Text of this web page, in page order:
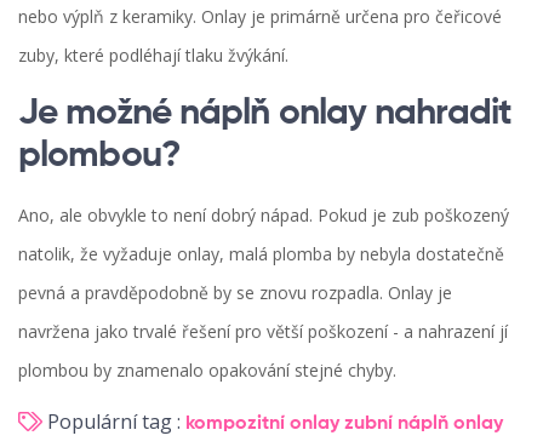
nebo výplň z keramiky. Onlay je primárně určena pro čeřicové
zuby, které podléhají tlaku žvýkání.
Je možné náplň onlay nahradit
plombou?
Ano, ale obvykle to není dobrý nápad. Pokud je zub poškozený
natolik, že vyžaduje onlay, malá plomba by nebyla dostatečně
pevná a pravděpodobně by se znovu rozpadla. Onlay je
navržena jako trvalé řešení pro větší poškození - a nahrazení jí
plombou by znamenalo opakování stejné chyby.
Populární tag : kompozitní onlay zubní náplň onlay